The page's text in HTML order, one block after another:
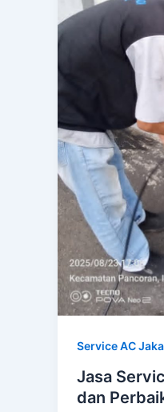
Service AC
Jasa
dan